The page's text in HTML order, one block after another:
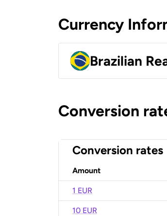
Currency
Brazilian
Conversion
Conversion rates
Amount
1 EUR
10 EUR